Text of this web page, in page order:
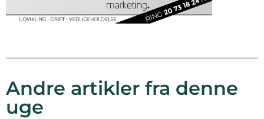
Andre artikler fra denne
uge